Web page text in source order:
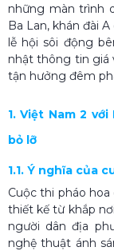
những màn trình
Ba Lan, khán đài
lễ hội sôi động
nhật thông tin giá
tận hưởng đêm
1. Việt Nam 2
bỏ lỡ
1.1. Ý nghĩa của
Cuộc thi pháo
thiết kế từ khắp
người dân địa
nghệ thuật ánh